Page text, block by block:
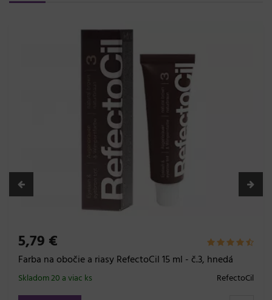
Jednorazový uterák Eko-Higiena Bio-Eko pre pedikúru -